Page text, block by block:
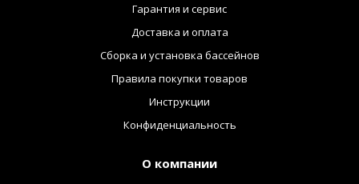
Гарантия и сервис
Доставка и оплата
Сборка и установка бассейнов
Правила покупки товаров
Инструкции
Конфиденциальность
О компании